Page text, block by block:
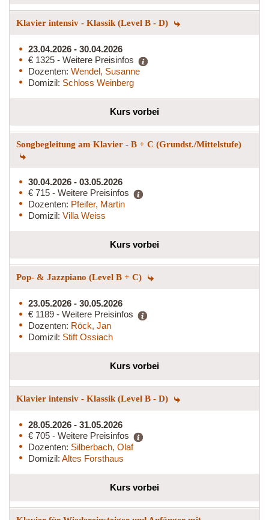
Klavier intensiv - Klassik (Level B - D)
23.04.2026 - 30.04.2026
€ 1325 - Weitere Preisinfos
Dozenten: Wendel, Susanne
Domizil: Schloss Weinberg
Kurs vorbei
Songbegleitung am Klavier - B + C (Grundst./Mittelstufe)
30.04.2026 - 03.05.2026
€ 715 - Weitere Preisinfos
Dozenten: Pfeifer, Martin
Domizil: Villa Weiss
Kurs vorbei
Pop- & Jazzpiano (Level B + C)
23.05.2026 - 30.05.2026
€ 1189 - Weitere Preisinfos
Dozenten: Röck, Jan
Domizil: Stift Ossiach
Kurs vorbei
Klavier intensiv - Klassik (Level B - D)
28.05.2026 - 31.05.2026
€ 705 - Weitere Preisinfos
Dozenten: Silberbach, Olaf
Domizil: Altes Forsthaus
Kurs vorbei